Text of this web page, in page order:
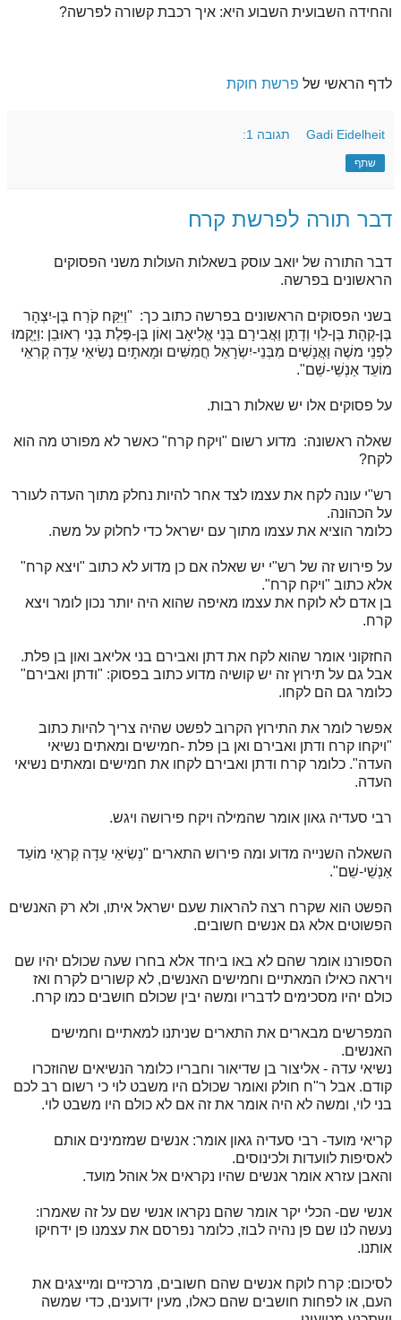
והחידה השבועית השבוע היא: איך רכבת קשורה לפרשה?
לדף הראשי של פרשת חוקת
Gadi Eidelheit תגובה 1:
שתף
דבר תורה לפרשת קרח
דבר התורה של יואב עוסק בשאלות העולות משני הפסוקים
הראשונים בפרשה.
בשני הפסוקים הראשונים בפרשה כתוב כך: "וַיִּקַּח קֹרַח בֶּן-יִצְהָר
בֶּן-קְהָת בֶּן-לֵוִי וְדָתָן וַאֲבִירָם בְּנֵי אֱלִיאָב וְאוֹן בֶּן-פֶּלֶת בְּנֵי רְאוּבֵן :וַיָּקֻמוּ
לִפְנֵי משֶׁה וַאֲנָשִׁים מִבְּנֵי-יִשְׂרָאֵל חֲמִשִּׁים וּמָאתָיִם נְשִׂיאֵי עֵדָה קְרִאֵי
מוֹעֵד אַנְשֵׁי-שֵׁם".
על פסוקים אלו יש שאלות רבות.
שאלה ראשונה: מדוע רשום "ויקח קרח" כאשר לא מפורט מה הוא
לקח?
רש"י עונה לקח את עצמו לצד אחר להיות נחלק מתוך העדה לעורר
על הכהונה.
כלומר הוציא את עצמו מתוך עם ישראל כדי לחלוק על משה.
על פירוש זה של רש"י יש שאלה אם כן מדוע לא כתוב "ויצא קרח"
אלא כתוב "ויקח קרח".
בן אדם לא לוקח את עצמו מאיפה שהוא היה יותר נכון לומר ויצא
קרח.
החזקוני אומר שהוא לקח את דתן ואבירם בני אליאב ואון בן פלת.
אבל גם על תירוץ זה יש קושיה מדוע כתוב בפסוק: "ודתן ואבירם"
כלומר גם הם לקחו.
אפשר לומר את התירוץ הקרוב לפשט שהיה צריך להיות כתוב
"ויקחו קרח ודתן ואבירם ואן בן פלת -חמישים ומאתים נשיאי
העדה". כלומר קרח ודתן ואבירם לקחו את חמישים ומאתים נשיאי
העדה.
רבי סעדיה גאון אומר שהמילה ויקח פירושה ויגש.
השאלה השנייה מדוע ומה פירוש התארים "נְשִׂיאֵי עֵדָה קְרִאֵי מוֹעֵד
אַנְשֵׁי-שֵׁם".
הפשט הוא שקרח רצה להראות שעם ישראל איתו, ולא רק האנשים
הפשוטים אלא גם אנשים חשובים.
הספורנו אומר שהם לא באו ביחד אלא בחרו שעה שכולם יהיו שם
ויראה כאילו המאתיים וחמישים האנשים, לא קשורים לקרח ואז
כולם יהיו מסכימים לדבריו ומשה יבין שכולם חושבים כמו קרח.
המפרשים מבארים את התארים שניתנו למאתיים וחמישים
האנשים.
נשיאי עדה - אליצור בן שדיאור וחבריו כלומר הנשיאים שהוזכרו
קודם. אבל ר"ח חולק ואומר שכולם היו משבט לוי כי רשום רב לכם
בני לוי, ומשה לא היה אומר את זה אם לא כולם היו משבט לוי.
קריאי מועד- רבי סעדיה גאון אומר: אנשים שמזמינים אותם
לאסיפות לוועדות ולכינוסים.
והאבן עזרא אומר אנשים שהיו נקראים אל אוהל מועד.
אנשי שם- הכלי יקר אומר שהם נקראו אנשי שם על זה שאמרו:
נעשה לנו שם פן נהיה לבוז, כלומר נפרסם את עצמנו פן ידחיקו
אותנו.
לסיכום: קרח לוקח אנשים שהם חשובים, מרכזיים ומייצגים את
העם, או לפחות חושבים שהם כאלו, מעין ידוענים, כדי שמשה